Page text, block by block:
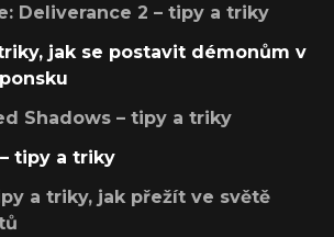
Deliverance 2 – tipy a triky
jak se postavit démonům v
Shadows – tipy a triky
tipy a triky
a triky, jak přežít ve světě